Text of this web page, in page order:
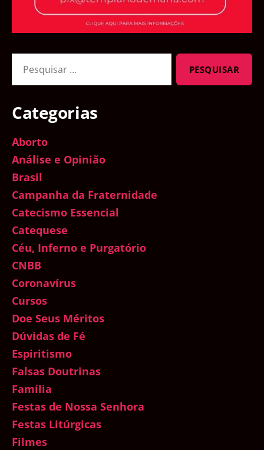
por:
Categorias
Aborto
Análise e Opinião
Brasil
Campanha da Fraternidade
Catecismo Essencial
Catequese
Céu, Inferno e Purgatório
CNBB
Coronavírus
Cursos
Doe Seus Méritos
Dúvidas de Fé
Espiritismo
Falsas Doutrinas
Família
Festas de Nossa Senhora
Festas Litúrgicas
Filmes